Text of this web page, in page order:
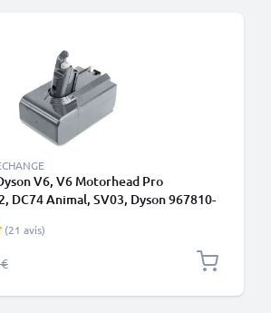
V6, V6 Motorhead Pro
DC74 Animal, SV03, Dyson 967810-
un chargeur mural)
(21 avis)